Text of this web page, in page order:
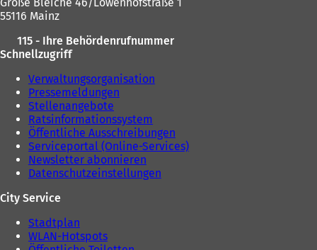
55116 Mainz
115 - Ihre Behördenrufnummer
Schnellzugriff
Verwaltungsorganisation
Pressemeldungen
Stellenangebote
Ratsinformationssystem
Öffentliche Ausschreibungen
Serviceportal (Online-Services)
Newsletter abonnieren
Datenschutzeinstellungen
City Service
Stadtplan
WLAN-Hotspots